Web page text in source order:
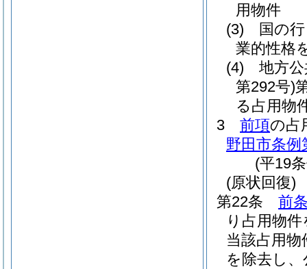
用物件
(3)
国の
業的性格
(4)
地方
第292号)
る占用物
3
前項の占
野田市条例
(平19
(原状回復)
第22条
前
り占用物
当該占用
を除去し